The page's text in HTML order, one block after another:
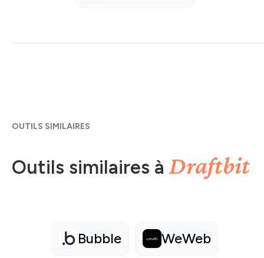
OUTILS SIMILAIRES
Outils similaires à Draftbit
Bubble WeWeb